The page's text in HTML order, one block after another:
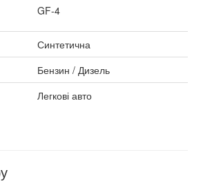
GF-4
Синтетична
Бензин / Дизель
Легкові авто